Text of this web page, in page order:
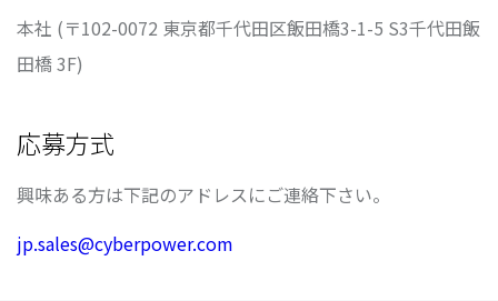
本社 (〒102-0072 東京都千代田区飯田橋3-1-5 S3千代田飯
田橋 3F)
応募方式
興味ある方は下記のアドレスにご連絡下さい。
jp.sales@cyberpower.com